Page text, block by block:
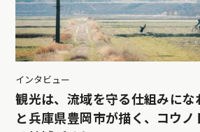
インタビュー
観光は、流域を守る仕組みにな
と兵庫県豊岡市が描く、コウノ